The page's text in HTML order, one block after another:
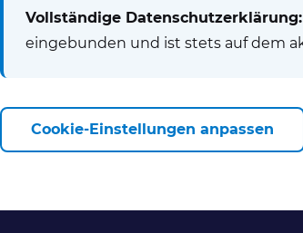
Vollständige Datenschutzerklärung:
eingebunden und ist stets auf dem
Cookie-Einstellungen anpassen